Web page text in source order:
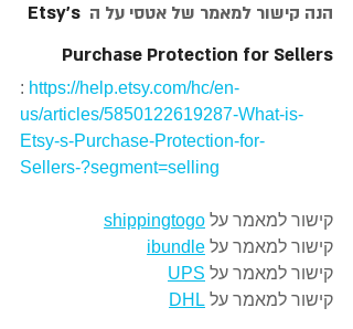
הנה קישור למאמר של אטסי על ה Etsy's
Purchase Protection for Sellers
: https://help.etsy.com/hc/en-
us/articles/5850122619287-What-is-
Etsy-s-Purchase-Protection-for-
Sellers-?segment=selling
קישור למאמר על shippingtogo
קישור למאמר על ibundle
קישור למאמר על UPS
קישור למאמר על DHL